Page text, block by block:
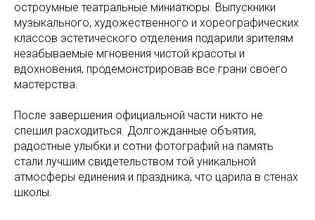
остроумные театральные миниатюры. Выпускники
музыкального, художественного и хореографических
классов эстетического отделения подарили зрителям
незабываемые мгновения чистой красоты и
вдохновения, продемонстрировав все грани своего
мастерства.
После завершения официальной части никто не
спешил расходиться. Долгожданные объятия,
радостные улыбки и сотни фотографий на память
стали лучшим свидетельством той уникальной
атмосферы единения и праздника, что царила в стенах
школы.